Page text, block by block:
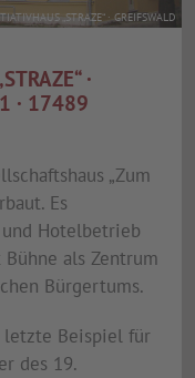
„STRAZE“ · GREIFSWALD
·
17489 G
„Zum
Es
Hotelbetrieb
als Zentrum
Bürgertums.
letzte Beispiel für
des 19.